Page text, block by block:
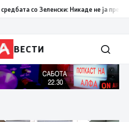
со Зеленски: Никаде не ја преминав
ВЕСТИ